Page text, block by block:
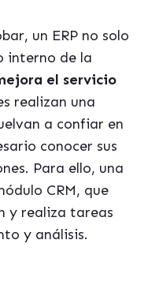
un ERP no solo
interno de la
el servicio
realizan una
a confiar en
conocer sus
Para ello, una
CRM, que
y realiza tareas
y análisis.